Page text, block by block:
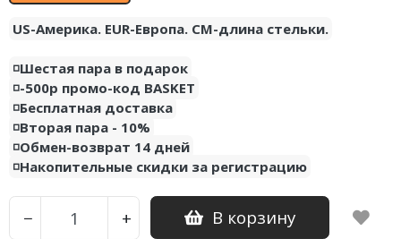
US-Америка. EUR-Европа. CM-длина стельки.
◽️Шестая пара в подарок
◽️-500р промо-код BASKET
◽️Бесплатная доставка
◽️Вторая пара - 10%
◽️Обмен-возврат 14 дней
◽️Накопительные скидки за регистрацию
− + В корзину
Air Jordan 11
Air Jordan 12
Air Jordan 13